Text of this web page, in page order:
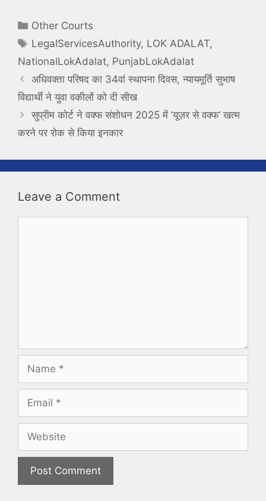
Categories
Other Courts
Tags
LegalServicesAuthority, LOK ADALAT,
NationalLokAdalat, PunjabLokAdalat
अधिवक्ता परिषद का 34वां स्थापना दिवस, न्यायमूर्ति सुभाष
विद्यार्थी ने युवा वकीलों को दी सीख
सुप्रीम कोर्ट ने वक्फ संशोधन 2025 में ‘यूज़र से वक्फ’ खत्म
करने पर रोक से किया इनकार
Leave a Comment